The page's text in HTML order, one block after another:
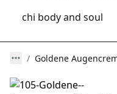
chi body and soul
Goldene